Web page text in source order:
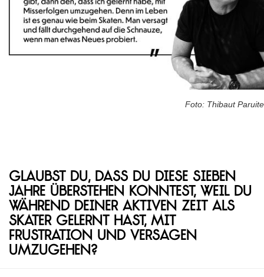
Foto: Thibaut Paruite
Glaubst du, dass du diese sieben
Jahre überstehen konntest, weil du
während deiner aktiven Zeit als
Skater gelernt hast, mit
Frustration und Versagen
umzugehen?